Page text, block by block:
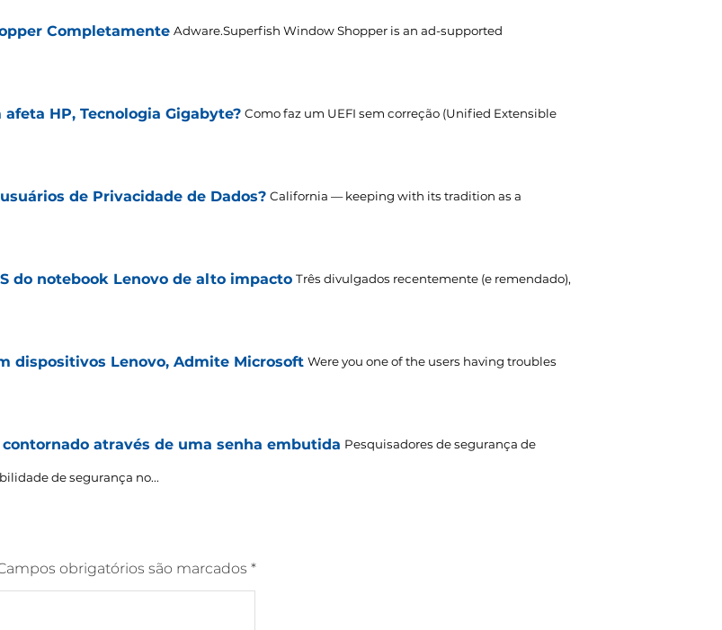
Completamente Adware.Superfish Window Shopper is an ad-supported
HP, Tecnologia Gigabyte? Como faz um UEFI sem correção (Unified Extensible
de Privacidade de Dados? California — keeping with its tradition as a
do notebook Lenovo de alto impacto Três divulgados recentemente (e remendado),
dispositivos Lenovo, Admite Microsoft Were you one of the users having troubles
através de uma senha embutida Pesquisadores de segurança de
de segurança no...
obrigatórios são marcados *